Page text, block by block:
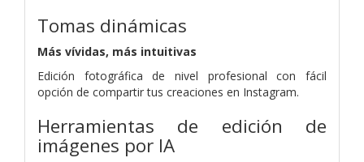
Tomas dinámicas
Más vívidas, más intuitivas
Edición fotográfica de nivel profesional con fácil
opción de compartir tus creaciones en Instagram.
Herramientas de edición de
imágenes por IA